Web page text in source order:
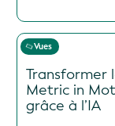
Vues
Transformer
Metric in
grâce à l’IA